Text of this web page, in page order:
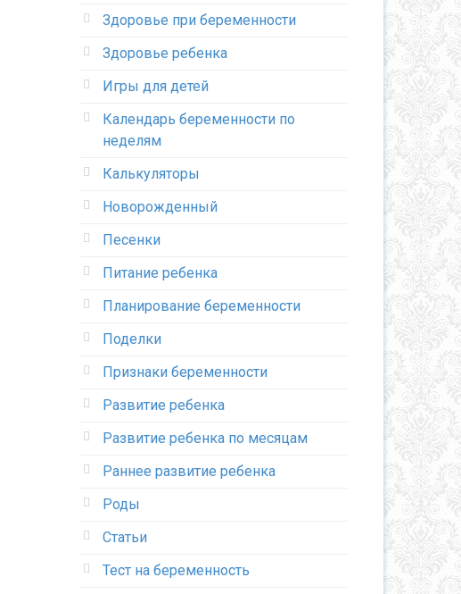
Здоровье при беременности
Здоровье ребенка
Игры для детей
Календарь беременности по
неделям
Калькуляторы
Новорожденный
Песенки
Питание ребенка
Планирование беременности
Поделки
Признаки беременности
Развитие ребенка
Развитие ребенка по месяцам
Раннее развитие ребенка
Роды
Статьи
Тест на беременность